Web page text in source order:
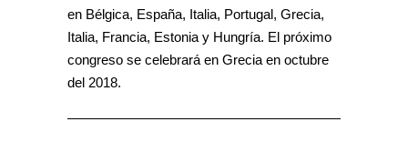
en Bélgica, España, Italia, Portugal, Grecia,
Italia, Francia, Estonia y Hungría. El próximo
congreso se celebrará en Grecia en octubre
del 2018.